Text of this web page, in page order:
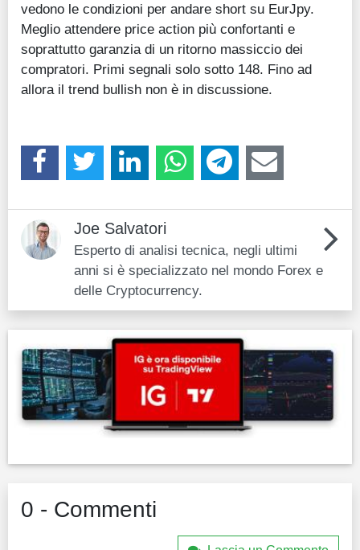
vedono le condizioni per andare short su EurJpy.
Meglio attendere price action più confortanti e
soprattutto garanzia di un ritorno massiccio dei
compratori. Primi segnali solo sotto 148. Fino ad
allora il trend bullish non è in discussione.
Joe Salvatori
Esperto di analisi tecnica, negli ultimi
anni si è specializzato nel mondo Forex e
delle Cryptocurrency.
0 - Commenti